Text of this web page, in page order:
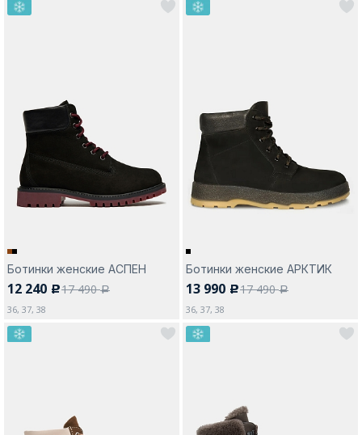
Ботинки женские АСПЕН
12 240 c17 490a
36, 37, 38
Ботинки женские АРКТИК
13 990 c17 490a
36, 37, 38